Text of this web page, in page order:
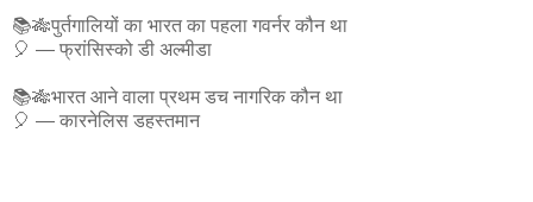
📚🎋पुर्तगालियों का भारत का पहला गवर्नर कौन था
🎈 — फ्रांसिस्को डी अल्मीडा
📚🎋भारत आने वाला प्रथम डच नागरिक कौन था
🎈 — कारनेलिस डहस्तमान